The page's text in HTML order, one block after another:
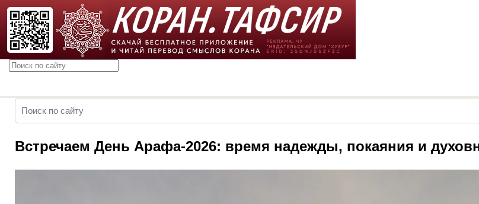
Встречаем День Арафа-2026: время надежды, покаяния и